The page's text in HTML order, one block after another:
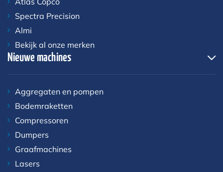
Spectra Precision
Almi
Bekijk al onze merken
Nieuwe machines
Aggregaten en pompen
Bodemraketten
Compressoren
Dumpers
Graafmachines
Lasers